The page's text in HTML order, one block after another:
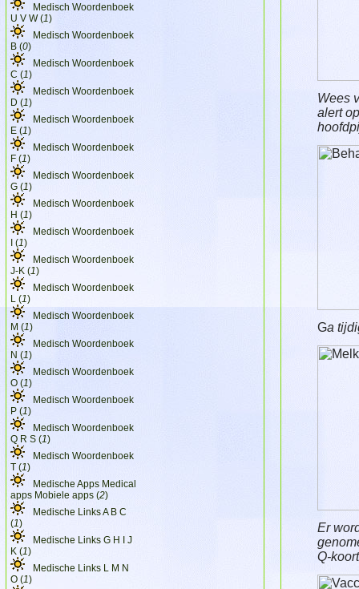
Medisch Woordenboek
U V W (1)
Medisch Woordenboek
B (0)
Medisch Woordenboek
C (1)
Medisch Woordenboek
D (1)
Medisch Woordenboek
E (1)
Medisch Woordenboek
F (1)
Medisch Woordenboek
G (1)
Medisch Woordenboek
H (1)
Medisch Woordenboek
I (1)
Medisch Woordenboek
J-K (1)
Medisch Woordenboek
L (1)
Medisch Woordenboek
M (1)
Medisch Woordenboek
N (1)
Medisch Woordenboek
O (1)
Medisch Woordenboek
P (1)
Medisch Woordenboek
Q R S (1)
Medisch Woordenboek
T (1)
Medische Apps Medical
apps Mobiele apps (2)
Medische Links A B C
(1)
Medische Links G H I J
K (1)
Medische Links L M N
O (1)
Wees
alert
Ga
Er
Q-